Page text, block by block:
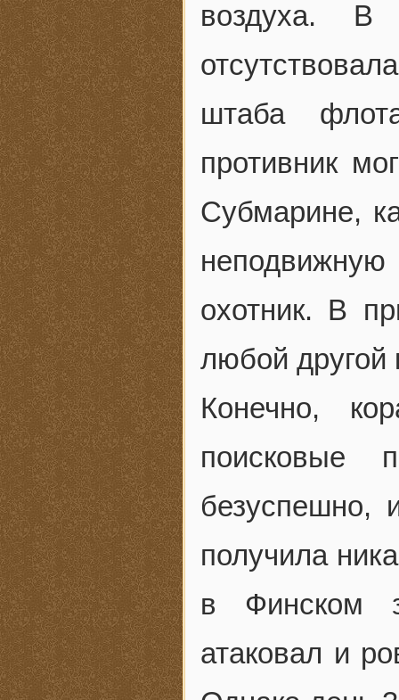
воздуха. В
штаба
противник
Субмарине,
охотник. В
любой другой
Конечно,
поисковые
безуспешно,
получила
в Финском
атаковал и